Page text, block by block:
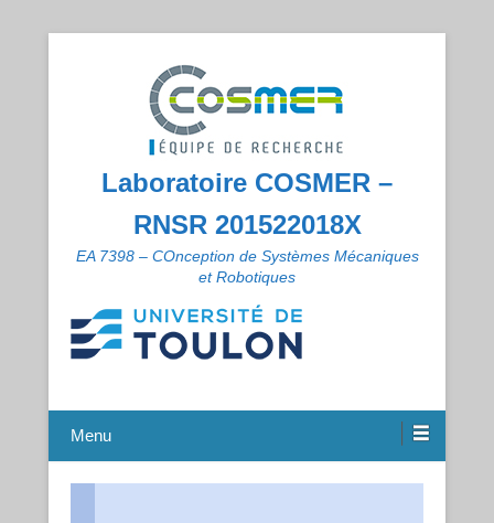
Laboratoire COSMER –
RNSR 201522018X
EA 7398 – COnception de Systèmes Mécaniques
et Robotiques
Menu